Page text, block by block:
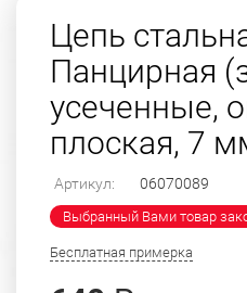
Цепь
Панцирная
усеченные,
плоская, 7
Артикул: 06070089
Выбранный Вами товар
Бесплатная примерка